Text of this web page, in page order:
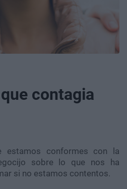
contagia
estamos conformes con la
sobre lo que nos ha
si no estamos contentos.